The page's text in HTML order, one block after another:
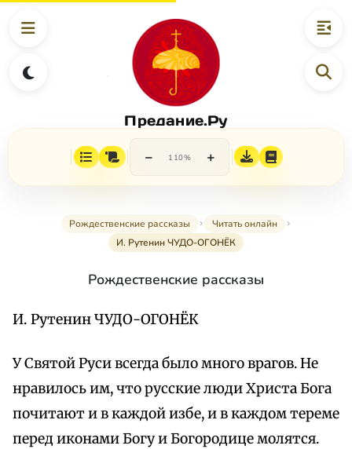
Предание.Ру
− 110% +
Рождественские рассказы
Читать онлайн
И. Рутенин ЧУДО-ОГОНЁК
Рождественские рассказы
И. Рутенин ЧУДО-ОГОНЁК
У Святой Руси всегда было много врагов. Не
нравилось им, что русские люди Христа Бога
почитают и в каждой избе, и в каждом тереме
перед иконами Богу и Богородице молятся.